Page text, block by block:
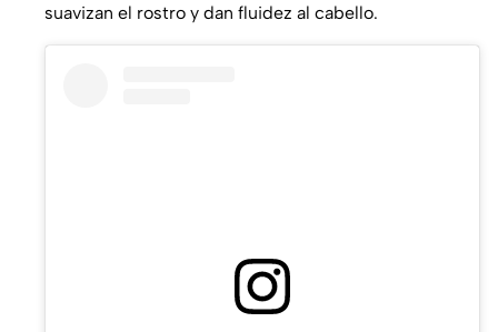
suavizan el rostro y dan fluidez al cabello.